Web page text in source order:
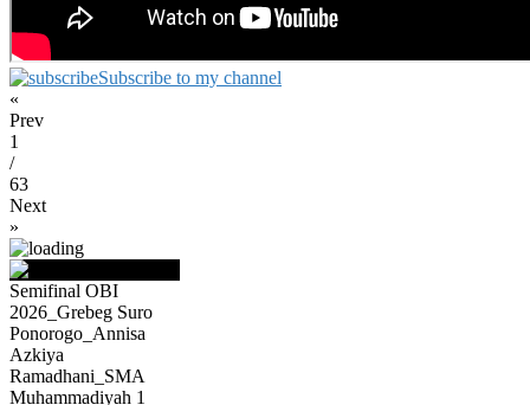
Subscribe to my channel
«
Prev
1
/
63
Next
»
Semifinal OBI
2026_Grebeg Suro
Ponorogo_Annisa
Azkiya
Ramadhani_SMA
Muhammadiyah 1